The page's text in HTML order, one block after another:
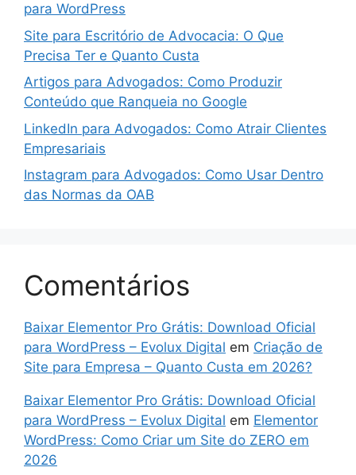
para WordPress
Site para Escritório de Advocacia: O Que
Precisa Ter e Quanto Custa
Artigos para Advogados: Como Produzir
Conteúdo que Ranqueia no Google
LinkedIn para Advogados: Como Atrair Clientes
Empresariais
Instagram para Advogados: Como Usar Dentro
das Normas da OAB
Comentários
Baixar Elementor Pro Grátis: Download Oficial
para WordPress – Evolux Digital em Criação de
Site para Empresa – Quanto Custa em 2026?
Baixar Elementor Pro Grátis: Download Oficial
para WordPress – Evolux Digital em Elementor
WordPress: Como Criar um Site do ZERO em
2026